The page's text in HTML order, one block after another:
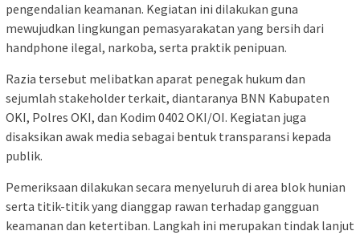
pengendalian keamanan. Kegiatan ini dilakukan guna
mewujudkan lingkungan pemasyarakatan yang bersih dari
handphone ilegal, narkoba, serta praktik penipuan.
Razia tersebut melibatkan aparat penegak hukum dan
sejumlah stakeholder terkait, diantaranya BNN Kabupaten
OKI, Polres OKI, dan Kodim 0402 OKI/OI. Kegiatan juga
disaksikan awak media sebagai bentuk transparansi kepada
publik.
Pemeriksaan dilakukan secara menyeluruh di area blok hunian
serta titik-titik yang dianggap rawan terhadap gangguan
keamanan dan ketertiban. Langkah ini merupakan tindak lanjut